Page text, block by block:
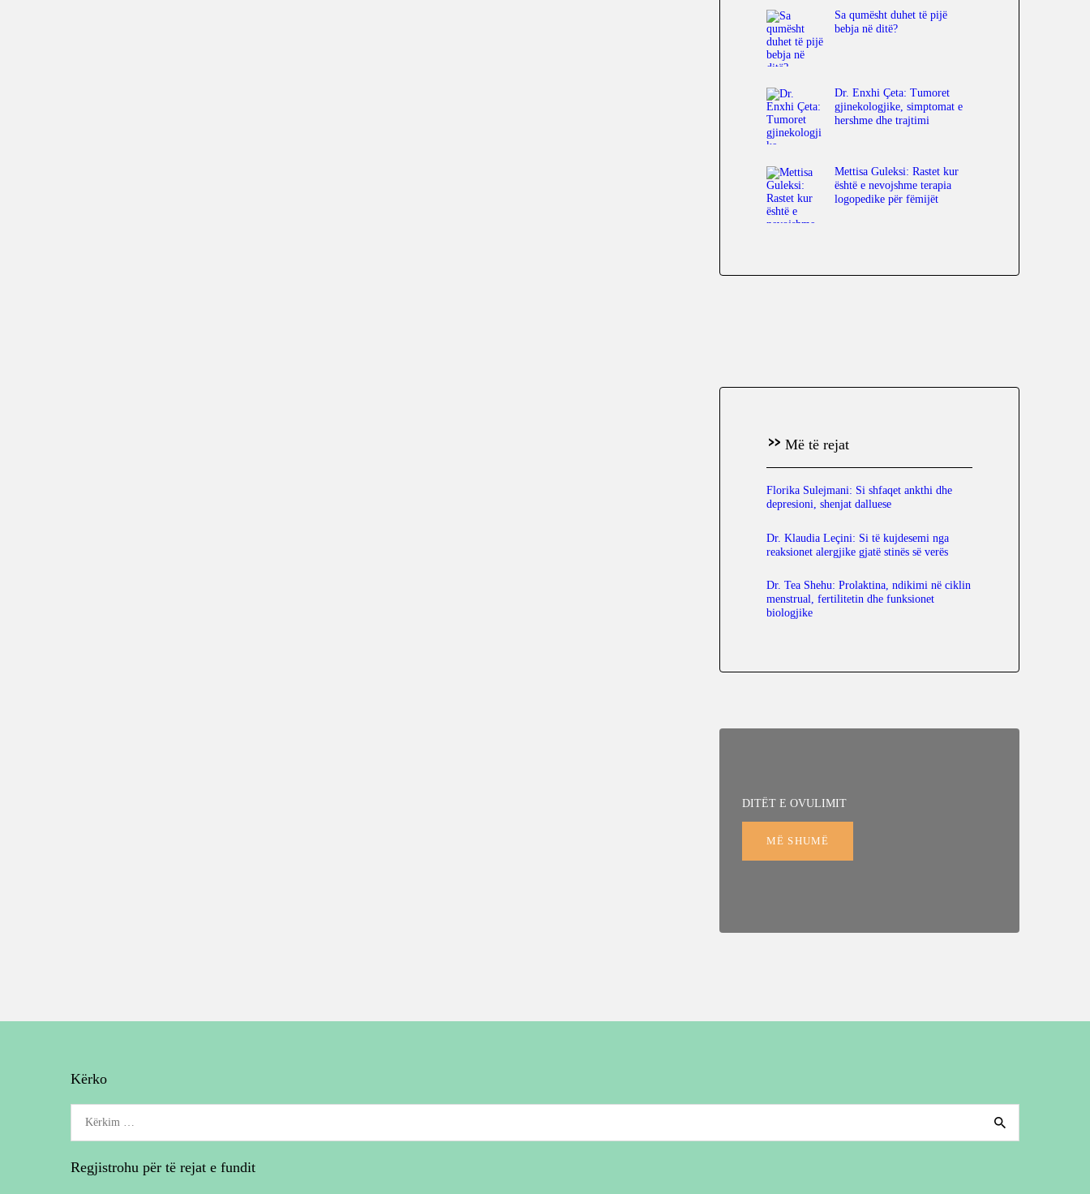
Sa qumësht duhet të pijë
bebja në ditë?
Dr. Enxhi Çeta: Tumoret
gjinekologjike, simptomat e
hershme dhe trajtimi
Mettisa Guleksi: Rastet kur
është e nevojshme terapia
logopedike për fëmijët
Më të rejat
Florika Sulejmani: Si shfaqet ankthi dhe
depresioni, shenjat dalluese
Dr. Klaudia Leçini: Si të kujdesemi nga
reaksionet alergjike gjatë stinës së verës
Dr. Tea Shehu: Prolaktina, ndikimi në ciklin
menstrual, fertilitetin dhe funksionet
biologjike
DITËT E OVULIMIT
MË SHUMË
Kërko
për:
Regjistrohu për të rejat e fundit